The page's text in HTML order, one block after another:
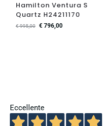
Hamilton Ventura S
Quartz H24211170
€995,00 €796,00
Eccellente